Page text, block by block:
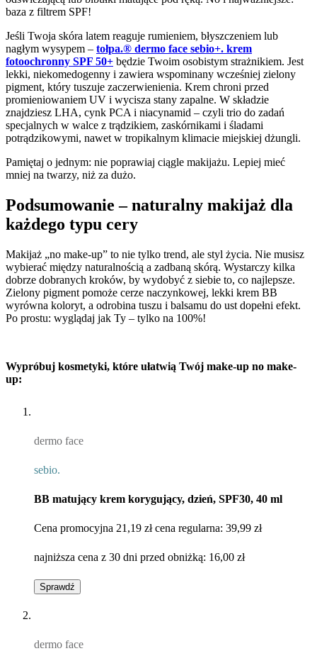
baza z filtrem SPF!
Jeśli Twoja skóra latem reaguje rumieniem, błyszczeniem lub
nagłym wysypem – tołpa.® dermo face sebio+. krem
fotoochronny SPF 50+ będzie Twoim osobistym strażnikiem. Jest
lekki, niekomedogenny i zawiera wspominany wcześniej zielony
pigment, który tuszuje zaczerwienienia. Krem chroni przed
promieniowaniem UV i wycisza stany zapalne. W składzie
znajdziesz LHA, cynk PCA i niacynamid – czyli trio do zadań
specjalnych w walce z trądzikiem, zaskórnikami i śladami
potrądzikowymi, nawet w tropikalnym klimacie miejskiej dżungli.
Pamiętaj o jednym: nie poprawiaj ciągle makijażu. Lepiej mieć
mniej na twarzy, niż za dużo.
Podsumowanie – naturalny makijaż dla
każdego typu cery
Makijaż „no make-up” to nie tylko trend, ale styl życia. Nie musisz
wybierać między naturalnością a zadbaną skórą. Wystarczy kilka
dobrze dobranych kroków, by wydobyć z siebie to, co najlepsze.
Zielony pigment pomoże cerze naczynkowej, lekki krem BB
wyrówna koloryt, a odrobina tuszu i balsamu do ust dopełni efekt.
Po prostu: wyglądaj jak Ty – tylko na 100%!
Wypróbuj kosmetyki, które ułatwią Twój make-up no make-
up:
dermo face
sebio.
BB matujący krem korygujący, dzień, SPF30, 40 ml
Cena promocyjna 21,19 zł cena regularna: 39,99 zł
najniższa cena z 30 dni przed obniżką: 16,00 zł
Sprawdź
dermo face